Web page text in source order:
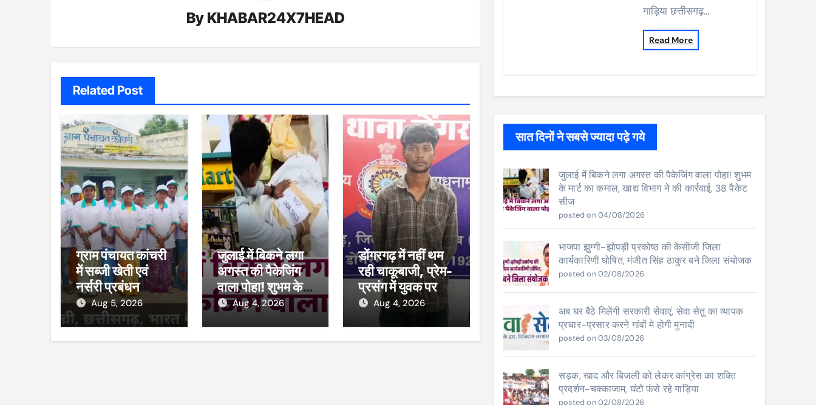
By KHABAR24X7HEAD
Related Post
ग्राम पंचायत कांचरी
में सब्जी खेती एवं
नर्सरी प्रबंधन
प्रशिक्षण का शुभारंभ
Aug 5, 2026
जुलाई में बिकने लगा
अगस्त की पैकेजिंग
वाला पोहा! शुभम के
मार्ट का कमाल, खाद्य
विभाग ने की कार्रवाई,
Aug 4, 2026
डोंगरगढ़ में नहीं थम
रही चाकूबाजी, प्रेम-
प्रसंग में युवक पर
हमलाAug 4, 2026
गाड़िया छत्तीसगढ़…
Read More
सात दिनों ने सबसे ज्यादा पढ़े गये
जुलाई में बिकने लगा अगस्त की पैकेजिंग वाला पोहा! शुभम
के मार्ट का कमाल, खाद्य विभाग ने की कार्रवाई, 38 पैकेट
सीज
posted on 04/08/2026
भाजपा झुग्गी-झोपड़ी प्रकोष्ठ की केसीजी जिला
कार्यकारिणी घोषित, मंजीत सिंह ठाकुर बने जिला संयोजक
posted on 02/08/2026
अब घर बैठे मिलेंगी सरकारी सेवाएं, सेवा सेतु का व्यापक
प्रचार-प्रसार करने गांवों मे होगी मुनादी
posted on 03/08/2026
सड़क, खाद और बिजली को लेकर कांग्रेस का शक्ति
प्रदर्शन-चक्काजाम, घंटो फंसे रहे गाड़िया
posted on 02/08/2026